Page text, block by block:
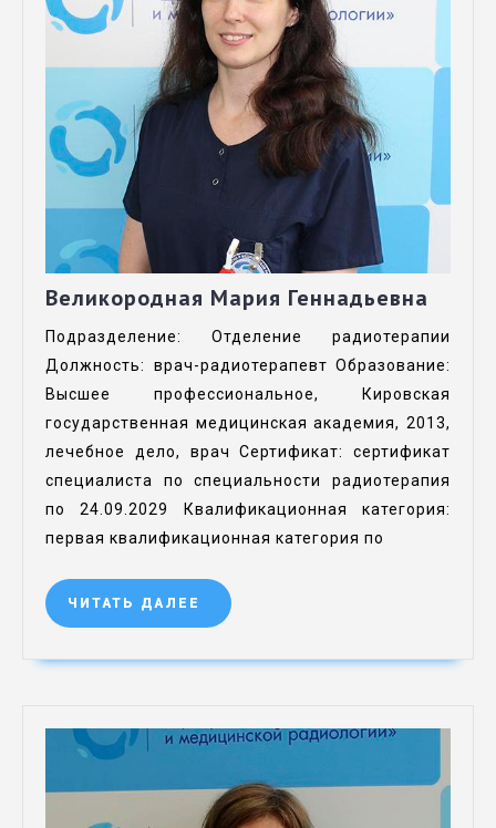
Великородная Мария Геннадьевна
Подразделение: Отделение радиотерапии
Должность: врач-радиотерапевт Образование:
Высшее профессиональное, Кировская
государственная медицинская академия, 2013,
лечебное дело, врач Сертификат: сертификат
специалиста по специальности радиотерапия
по 24.09.2029 Квалификационная категория:
первая квалификационная категория по
ЧИТАТЬ ДАЛЕЕ